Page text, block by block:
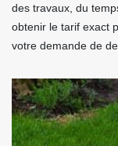
des travaux, du
obtenir le tarif exact
votre demande de